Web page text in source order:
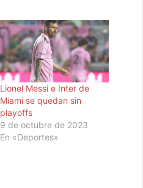
Lionel Messi e Inter de
Miami se quedan sin
playoffs
9 de octubre de 2023
En «Deportes»